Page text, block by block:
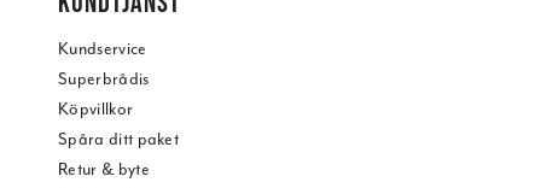
Kundservice
Superbrådis
Köpvillkor
Spåra ditt paket
Retur & byte